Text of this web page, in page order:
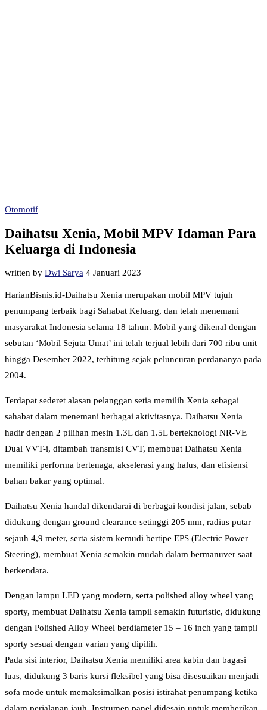
Otomotif
Daihatsu Xenia, Mobil MPV Idaman Para
Keluarga di Indonesia
written by Dwi Sarya 4 Januari 2023
HarianBisnis.id-Daihatsu Xenia merupakan mobil MPV tujuh
penumpang terbaik bagi Sahabat Keluarg, dan telah menemani
masyarakat Indonesia selama 18 tahun. Mobil yang dikenal dengan
sebutan ‘Mobil Sejuta Umat’ ini telah terjual lebih dari 700 ribu unit
hingga Desember 2022, terhitung sejak peluncuran perdananya pada
2004.
Terdapat sederet alasan pelanggan setia memilih Xenia sebagai
sahabat dalam menemani berbagai aktivitasnya. Daihatsu Xenia
hadir dengan 2 pilihan mesin 1.3L dan 1.5L berteknologi NR-VE
Dual VVT-i, ditambah transmisi CVT, membuat Daihatsu Xenia
memiliki performa bertenaga, akselerasi yang halus, dan efisiensi
bahan bakar yang optimal.
Daihatsu Xenia handal dikendarai di berbagai kondisi jalan, sebab
didukung dengan ground clearance setinggi 205 mm, radius putar
sejauh 4,9 meter, serta sistem kemudi bertipe EPS (Electric Power
Steering), membuat Xenia semakin mudah dalam bermanuver saat
berkendara.
Dengan lampu LED yang modern, serta polished alloy wheel yang
sporty, membuat Daihatsu Xenia tampil semakin futuristic, didukung
dengan Polished Alloy Wheel berdiameter 15 – 16 inch yang tampil
sporty sesuai dengan varian yang dipilih.
Pada sisi interior, Daihatsu Xenia memiliki area kabin dan bagasi
luas, didukung 3 baris kursi fleksibel yang bisa disesuaikan menjadi
sofa mode untuk memaksimalkan posisi istirahat penumpang ketika